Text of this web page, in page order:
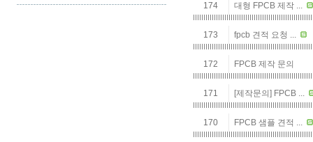
174 대형 FPCB 제작 ...
173 fpcb 견적 요청 ...
172 FPCB 제작 문의
171 [제작문의] FPCB ...
170 FPCB 샘플 견적 ...